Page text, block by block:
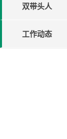
双带头人
工作动态